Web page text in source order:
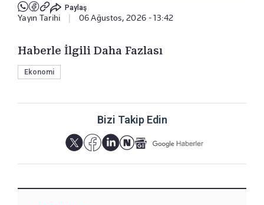
Paylaş
Yayın Tarihi 06 Ağustos, 2026 - 13:42
Haberle İlgili Daha Fazlası
Ekonomi
Bizi Takip Edin